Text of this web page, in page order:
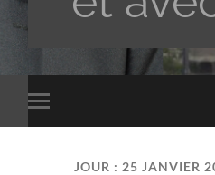
Toggle
mobile
JOUR : 25 JANVIER